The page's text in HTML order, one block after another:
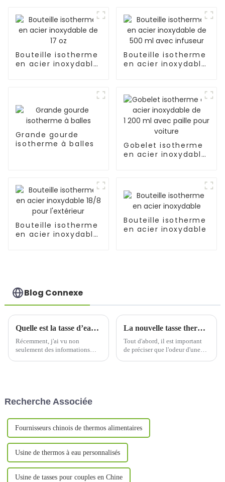
Bouteille isotherme
en acier inoxydable
Bouteille isotherme
en acier inoxydable
Grande gourde
isotherme à balles
Gobelet isotherme
en acier inoxydable
Bouteille isotherme
en acier inoxydable
Bouteille isotherme
en acier inoxydable
Blog Connexe
Quelle est la tasse d’eau empoisonnée dont on parle dans les nouvelles ?
Récemment, j'ai vu non
seulement des informations
en ligne. Ces vidéos sont
La nouvelle tasse thermos est-elle malodorante et toxique ?
Tout d'abord, il est important
de préciser que l'odeur d'une
Recherche Associée
Fournisseurs chinois de thermos alimentaires
Usine de thermos à eau personnalisés
Usine de tasses pour couples en Chine